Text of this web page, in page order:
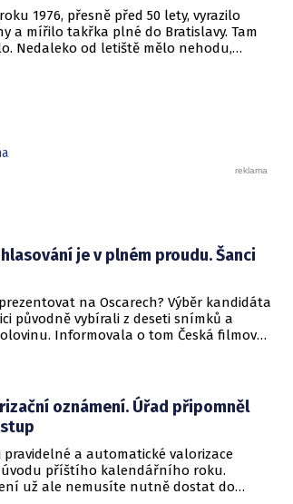
1976, přesně před 50 lety, vyrazilo
a mířilo takřka plné do Bratislavy. Tam
Nedaleko od letiště mělo nehodu,
je v plném proudu. Šanci
na Oscarech? Výběr kandidáta
původně vybírali z deseti snímků a
Informovala o tom Česká filmová
oznámení. Úřad připomněl
pravidelné a automatické valorizace
úvodu příštího kalendářního roku.
už ale nemusíte nutně dostat do